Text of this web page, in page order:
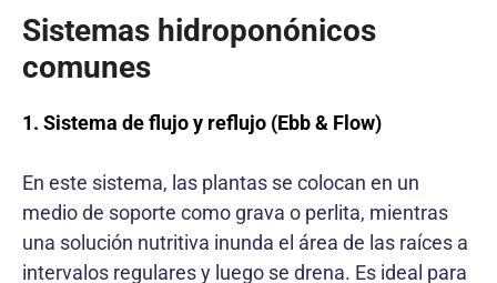
Sistemas hidroponónicos
comunes
1. Sistema de flujo y reflujo (Ebb & Flow)
En este sistema, las plantas se colocan en un
medio de soporte como grava o perlita, mientras
una solución nutritiva inunda el área de las raíces a
intervalos regulares y luego se drena. Es ideal para